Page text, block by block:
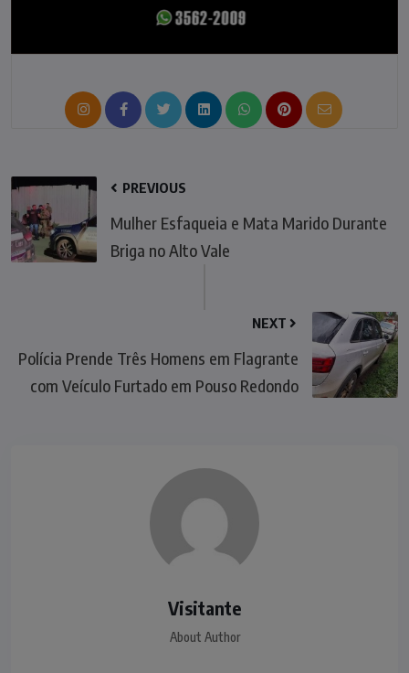
PREVIOUS
Mulher Esfaqueia e Mata Marido Durante
Briga no Alto Vale
NEXT
Polícia Prende Três Homens em Flagrante
com Veículo Furtado em Pouso Redondo
Visitante
About Author